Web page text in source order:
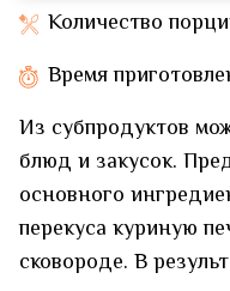
Количество
Время
Из субпродуктов
блюд и закусок.
основного
перекуса куриную
сковороде. В